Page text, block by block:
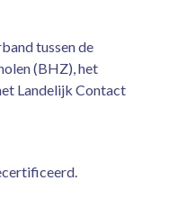
tussen de
(BHZ), het
Landelijk Contact